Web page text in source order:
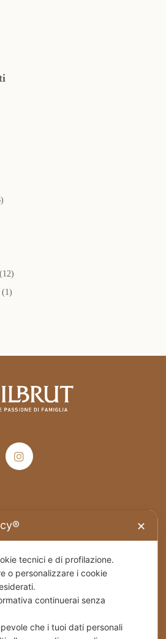
6
1212
prodotti
11
Milbrut Dolce Passione di Famiglia
✕
tecnici e di profilazione.
o personalizzare i cookie
continuerai senza
che i tuoi dati personali